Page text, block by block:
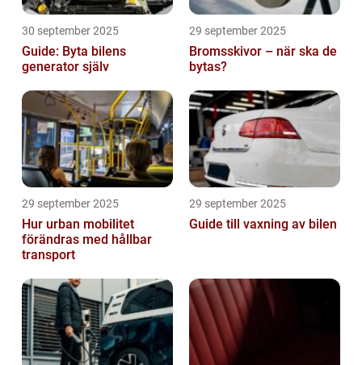
30 september 2025
Guide: Byta bilens
generator själv
29 september 2025
Bromsskivor – när ska de
bytas?
29 september 2025
Hur urban mobilitet
förändras med hållbar
transport
29 september 2025
Guide till vaxning av bilen